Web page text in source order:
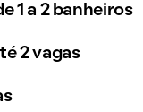
1 a 2 banheiros
2 vagas